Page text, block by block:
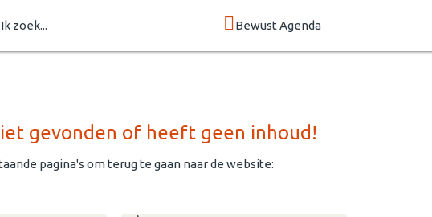
Ik zoek... Bewust Agenda
gevonden of heeft geen inhoud!
pagina's om terug te gaan naar de website: